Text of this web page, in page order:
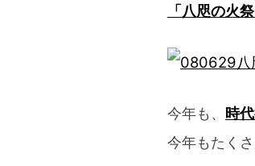
「八咫の火祭
今年も、 時
今年もたく